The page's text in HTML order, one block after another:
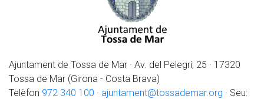
Ajuntament de Tossa de Mar · Av. del Pelegrí, 25 · 17320
Tossa de Mar (Girona - Costa Brava)
Telèfon 972 340 100 · ajuntament@tossademar.org · Seu: